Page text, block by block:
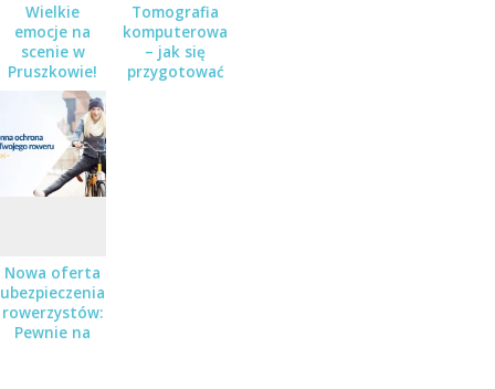
Wielkie
emocje na
scenie w
Pruszkowie!
Teatr,
kabaret i
stand-up – a
do wygrania
podwójne
zaproszenia!
Tomografia
komputerowa
– jak się
przygotować
Nowa oferta
ubezpieczenia
rowerzystów:
Pewnie na